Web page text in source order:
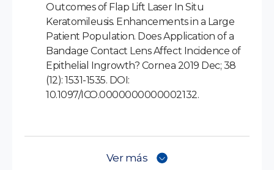
Outcomes of Flap Lift Laser In Situ
Keratomileusis. Enhancements in a Large
Patient Population. Does Application of a
Bandage Contact Lens Affect Incidence of
Epithelial Ingrowth? Cornea 2019 Dec; 38
(12): 1531-1535. DOI:
10.1097/ICO.0000000000002132.
Ver más